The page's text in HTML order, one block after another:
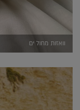
וואזות מחול ים